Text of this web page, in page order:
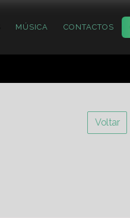
MÚSICA CONTACTOS
Voltar